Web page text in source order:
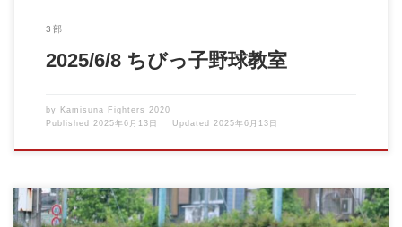
3部
2025/6/8 ちびっ子野球教室
by Kamisuna Fighters 2020
Published 2025年6月13日 Updated 2025年6月13日